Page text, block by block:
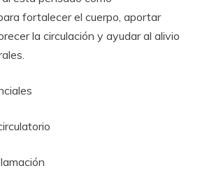
fortalecer el cuerpo, aportar
la circulación y ayudar al alivio